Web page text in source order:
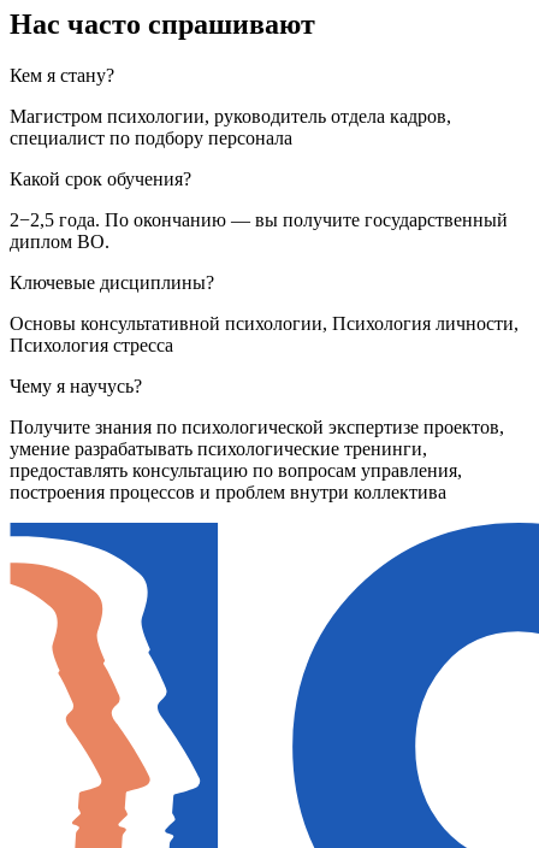
Нас часто спрашивают
Кем я стану?
Магистром психологии, руководитель отдела кадров,
специалист по подбору персонала
Какой срок обучения?
2−2,5 года. По окончанию — вы получите государственный
диплом ВО.
Ключевые дисциплины?
Основы консультативной психологии, Психология личности,
Психология стресса
Чему я научусь?
Получите знания по психологической экспертизе проектов,
умение разрабатывать психологические тренинги,
предоставлять консультацию по вопросам управления,
построения процессов и проблем внутри коллектива